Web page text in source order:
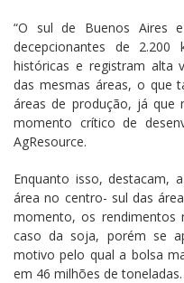
“O sul de Buenos Aires
decepcionantes de
históricas e registram alta
das mesmas áreas, o que
áreas de produção, já que
momento crítico de
AgResource.
Enquanto isso, destacam,
área no centro- sul das
momento, os rendimentos
caso da soja, porém se
motivo pelo qual a bolsa
em 46 milhões de toneladas.